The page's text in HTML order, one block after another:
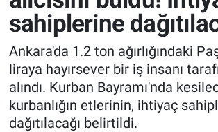
sahiplerine
Ankara'da 1.2 ton ağırlığındaki
liraya hayırsever bir iş insanı
alındı. Kurban Bayramı'nda
kurbanlığın etlerinin, ihtiyaç
dağıtılacağı belirtildi.